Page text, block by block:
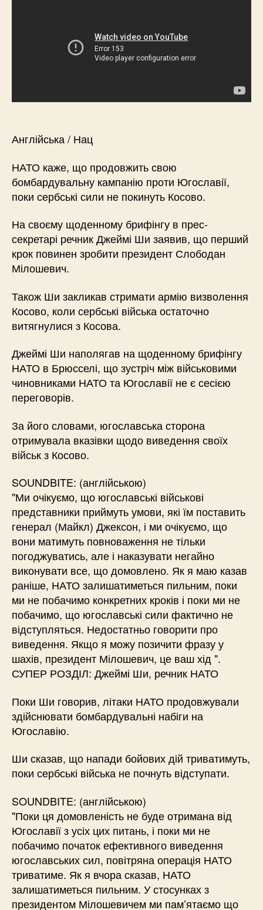
Англійська / Нац
НАТО каже, що продовжить свою
бомбардувальну кампанію проти Югославії,
поки сербські сили не покинуть Косово.
На своєму щоденному брифінгу в прес-
секретарі речник Джеймі Ши заявив, що перший
крок повинен зробити президент Слободан
Мілошевич.
Також Ши закликав стримати армію визволення
Косово, коли сербські війська остаточно
витягнулися з Косова.
Джеймі Ши наполягав на щоденному брифінгу
НАТО в Брюсселі, що зустріч між військовими
чиновниками НАТО та Югославії не є сесією
переговорів.
За його словами, югославська сторона
отримувала вказівки щодо виведення своїх
військ з Косово.
SOUNDBITE: (англійською)
"Ми очікуємо, що югославські військові
представники приймуть умови, які їм поставить
генерал (Майкл) Джексон, і ми очікуємо, що
вони матимуть повноваження не тільки
погоджуватись, але і наказувати негайно
виконувати все, що домовлено. Як я маю казав
раніше, НАТО залишатиметься пильним, поки
ми не побачимо конкретних кроків і поки ми не
побачимо, що югославські сили фактично не
відступляться. Недостатньо говорити про
виведення. Якщо я можу позичити фразу у
шахів, президент Мілошевич, це ваш хід ".
СУПЕР РОЗДІЛ: Джеймі Ши, речник НАТО
Поки Ши говорив, літаки НАТО продовжували
здійснювати бомбардувальні набіги на
Югославію.
Ши сказав, що напади бойових дій триватимуть,
поки сербські війська не почнуть відступати.
SOUNDBITE: (англійською)
"Поки ця домовленість не буде отримана від
Югославії з усіх цих питань, і поки ми не
побачимо початок ефективного виведення
югославських сил, повітряна операція НАТО
триватиме. Як я вчора сказав, НАТО
залишатиметься пильним. У стосунках з
президентом Мілошевичем ми пам’ятаємо що